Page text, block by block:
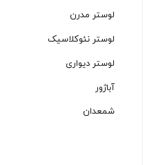
لوستر مدرن
لوستر نئوکلاسیک
لوستر دیواری
آباژور
شمعدان